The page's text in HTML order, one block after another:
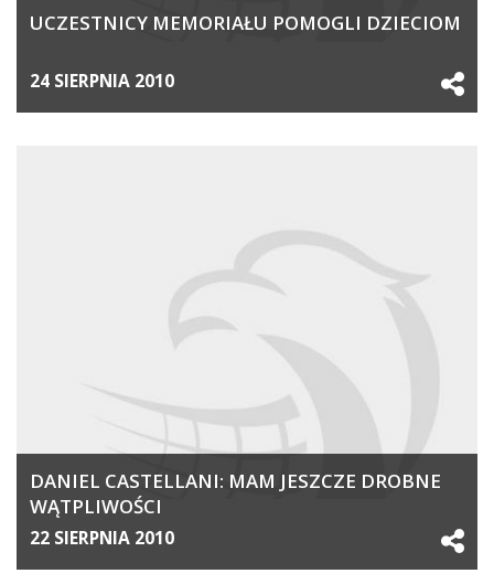
UCZESTNICY MEMORIAŁU POMOGLI DZIECIOM
24 SIERPNIA 2010
DANIEL CASTELLANI: MAM JESZCZE DROBNE
WĄTPLIWOŚCI
22 SIERPNIA 2010